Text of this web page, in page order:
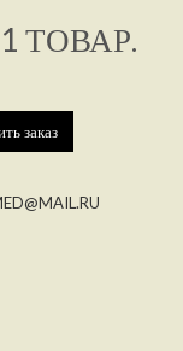
ТОВАР.
заказ